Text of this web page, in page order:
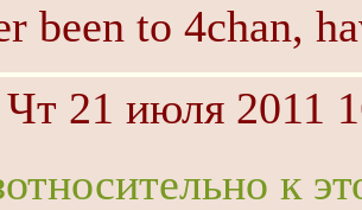
been to 4chan,
Чт 21 июля 2011
к